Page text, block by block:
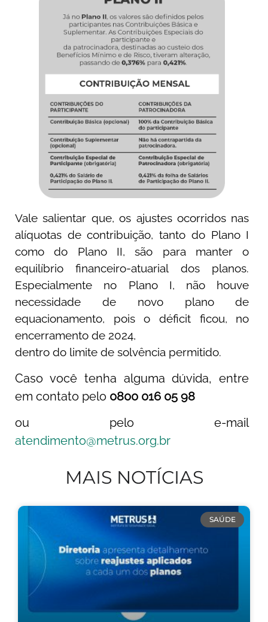
Vale salientar que, os ajustes ocorridos nas
alíquotas de contribuição, tanto do Plano I
como do Plano II, são para manter o
equilíbrio financeiro-atuarial dos planos.
Especialmente no Plano I, não houve
necessidade de novo plano de
equacionamento, pois o déficit ficou, no
encerramento de 2024,
dentro do limite de solvência permitido.
Caso você tenha alguma dúvida, entre
em contato pelo 0800 016 05 98
ou pelo e-mail
atendimento@metrus.org.br
MAIS NOTÍCIAS
SAÚDE